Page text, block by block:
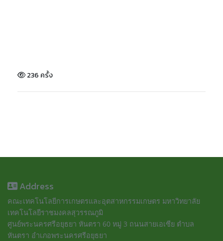
236 ครั้ง
Address
คณะเทคโนโลยีการเกษตรและอุตสาหกรรมเกษตร มหาวิทยาลัย
เทคโนโลยีราชมงคลสุวรรณภูมิ
ศูนย์พระนครศรีอยุธยา หันตรา 60 หมู่ 3 ถนนสายเอเซีย ตำบล
หันตรา อำเภอพระนครศรีอยุธยา